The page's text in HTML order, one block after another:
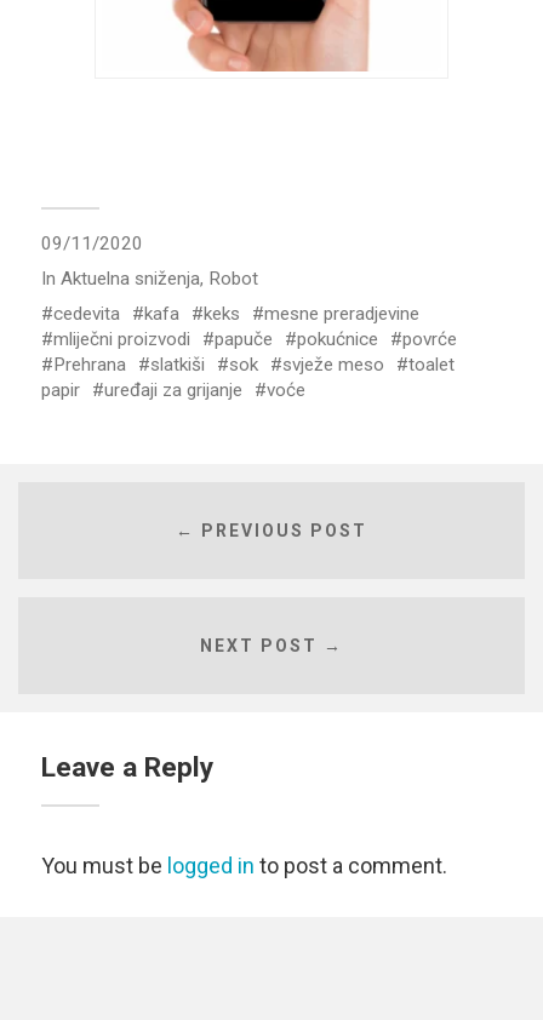
09/11/2020
In Aktuelna sniženja, Robot
cedevita
kafa keks
mesne preradjevine
mliječni proizvodi
papuče pokućnice
povrće
Prehrana
slatkiši sok svježe meso
toalet
papir
uređaji za grijanje voće
← PREVIOUS POST
NEXT POST →
Leave a Reply
You must be logged in to post a comment.